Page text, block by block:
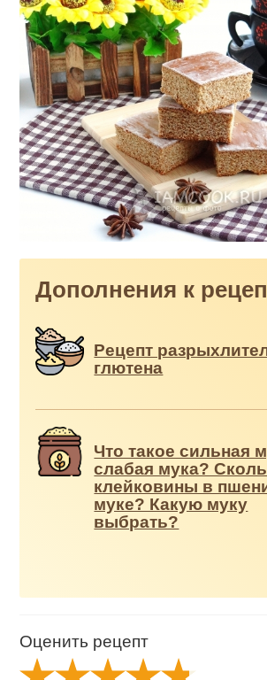
Дополнения к
Рецепт
глютена
Что такое сильная
слабая мука?
клейковины в
муке? Какую муку
выбрать?
Оценить рецепт